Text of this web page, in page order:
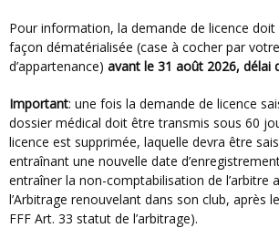
Pour information, la demande de licence doit être effectuée de
façon dématérialisée (case à cocher par
d’appartenance) avant le 31 août 2026, délai
Important: une fois la demande de licence
dossier médical doit être transmis sous 60
licence est supprimée, laquelle devra être
entraînant une nouvelle date
entraîner la non-comptabilisation de l’arbitre
l’Arbitrage renouvelant dans son club, après
FFF Art. 33 statut de l’arbitrage).